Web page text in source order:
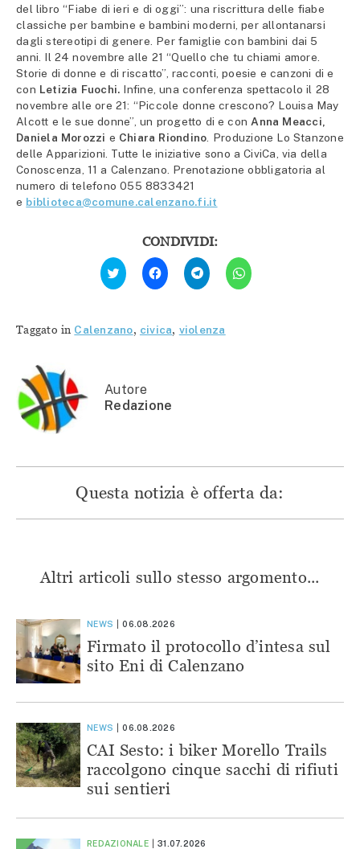
del libro “Fiabe di ieri e di oggi”: una riscrittura delle fiabe
classiche per bambine e bambini moderni, per allontanarsi
dagli stereotipi di genere. Per famiglie con bambini dai 5
anni. Il 24 novembre alle 21 “Quello che tu chiami amore.
Storie di donne e di riscatto”, racconti, poesie e canzoni di e
con Letizia Fuochi. Infine, una conferenza spettacolo il 28
novembre alle ore 21: “Piccole donne crescono? Louisa May
Alcott e le sue donne”, un progetto di e con Anna Meacci,
Daniela Morozzi e Chiara Riondino . Produzione Lo Stanzone
delle Apparizioni. Tutte le iniziative sono a CiviCa, via della
Conoscenza, 11 a Calenzano. Prenotazione obbligatoria al
numero di telefono 055 8833421
e biblioteca@comune.calenzano.fi.it
CONDIVIDI:
Fai
clic
qui
Twitter
(Si
finestra)
Fai
clic
per
condividere
(Si
apre
Fai
clic
per
condividere
(Si
apre
Fai
clic
per
Taggato in Calenzano, civica, violenza
Autore
Redazione
Questa notizia è offerta da:
Altri articoli sullo stesso argomento...
NEWS 06.08.2026
Firmato il protocollo d’intesa sul
sito Eni di Calenzano
NEWS 06.08.2026
CAI Sesto: i biker Morello Trails
raccolgono cinque sacchi di rifiuti
sui sentieri
REDAZIONALE 31.07.2026